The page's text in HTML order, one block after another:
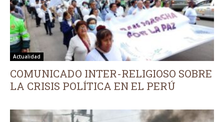
Actualidad
COMUNICADO INTER-RELIGIOSO SOBRE
LA CRISIS POLÍTICA EN EL PERÚ